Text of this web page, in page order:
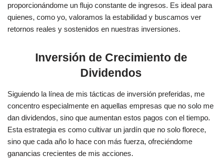
proporcionándome un flujo constante de ingresos. Es ideal para
quienes, como yo, valoramos la estabilidad y buscamos ver
retornos reales y sostenidos en nuestras inversiones.
Inversión de Crecimiento de
Dividendos
Siguiendo la línea de mis tácticas de inversión preferidas, me
concentro especialmente en aquellas empresas que no solo me
dan dividendos, sino que aumentan estos pagos con el tiempo.
Esta estrategia es como cultivar un jardín que no solo florece,
sino que cada año lo hace con más fuerza, ofreciéndome
ganancias crecientes de mis acciones.